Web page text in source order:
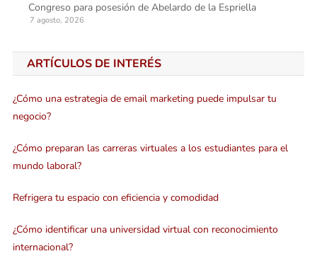
Congreso para posesión de Abelardo de la Espriella
7 agosto, 2026
ARTÍCULOS DE INTERÉS
¿Cómo una estrategia de email marketing puede impulsar tu
negocio?
¿Cómo preparan las carreras virtuales a los estudiantes para el
mundo laboral?
Refrigera tu espacio con eficiencia y comodidad
¿Cómo identificar una universidad virtual con reconocimiento
internacional?